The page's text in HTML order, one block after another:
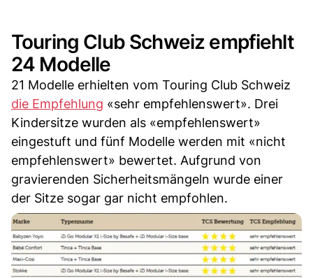
Touring Club Schweiz empfiehlt
24 Modelle
21 Modelle erhielten vom Touring Club Schweiz
die Empfehlung «sehr empfehlenswert». Drei
Kindersitze wurden als «empfehlenswert»
eingestuft und fünf Modelle werden mit «nicht
empfehlenswert» bewertet. Aufgrund von
gravierenden Sicherheitsmängeln wurde einer
der Sitze sogar gar nicht empfohlen.